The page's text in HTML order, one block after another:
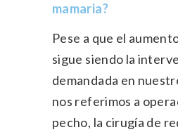
mamaria?
Pese a que el
sigue siendo la
demandada en
nos referimos a
pecho, la cirugía de